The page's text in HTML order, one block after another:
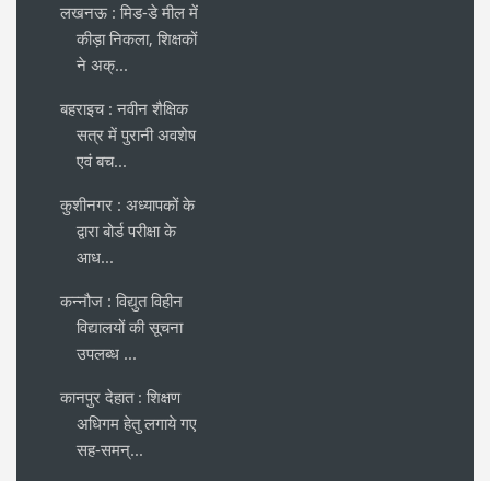
लखनऊ : मिड-डे मील में
कीड़ा निकला, शिक्षकों
ने अक्...
बहराइच : नवीन शैक्षिक
सत्र में पुरानी अवशेष
एवं बच...
कुशीनगर : अध्यापकों के
द्वारा बोर्ड परीक्षा के
आध...
कन्नौज : विद्युत विहीन
विद्यालयों की सूचना
उपलब्ध ...
कानपुर देहात : शिक्षण
अधिगम हेतु लगाये गए
सह-समन्...